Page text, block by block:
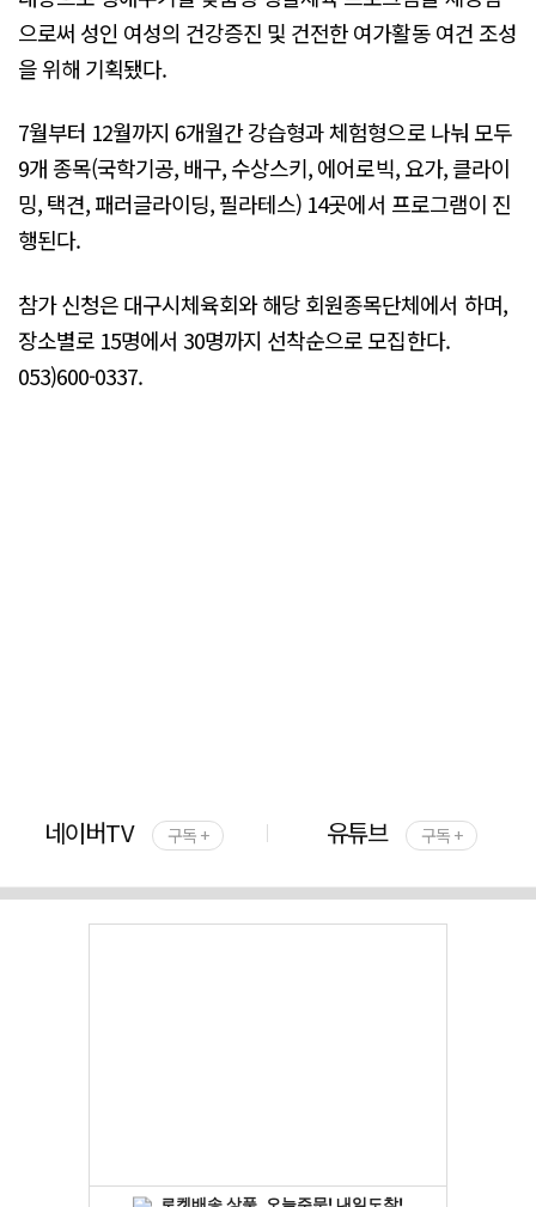
으로써 성인 여성의 건강증진 및 건전한 여가활동 여건 조성
을 위해 기획됐다.
7월부터 12월까지 6개월간 강습형과 체험형으로 나눠 모두
9개 종목(국학기공, 배구, 수상스키, 에어로빅, 요가, 클라이
밍, 택견, 패러글라이딩, 필라테스) 14곳에서 프로그램이 진
행된다.
참가 신청은 대구시체육회와 해당 회원종목단체에서 하며,
장소별로 15명에서 30명까지 선착순으로 모집한다.
053)600-0337.
네이버TV 구독 + 유튜브 구독 +